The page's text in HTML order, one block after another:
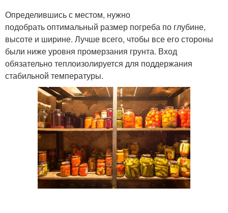
Определившись с местом, нужно
подобрать оптимальный размер погреба по глубине,
высоте и ширине. Лучше всего, чтобы все его стороны
были ниже уровня промерзания грунта. Вход
обязательно теплоизолируется для поддержания
стабильной температуры.